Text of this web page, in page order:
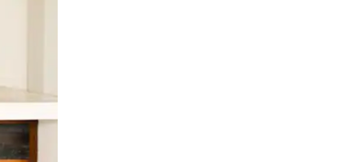
kidole kwenye ishara.